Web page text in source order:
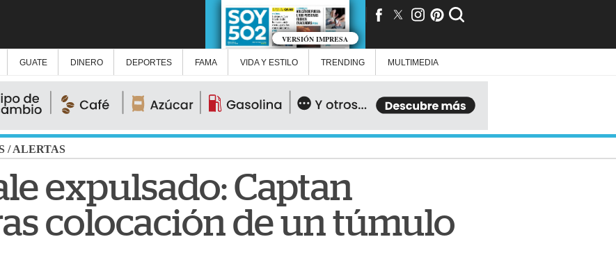
VERSIÓN IMPRESA
GUATE DINERO DEPORTES FAMA VIDA Y ESTILO TRENDING MULTIMEDIA
/ALERTAS
expulsado: Captan
colocación de un túmulo